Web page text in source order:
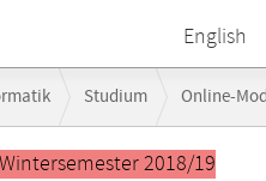
English
Studium Online-
2018/19